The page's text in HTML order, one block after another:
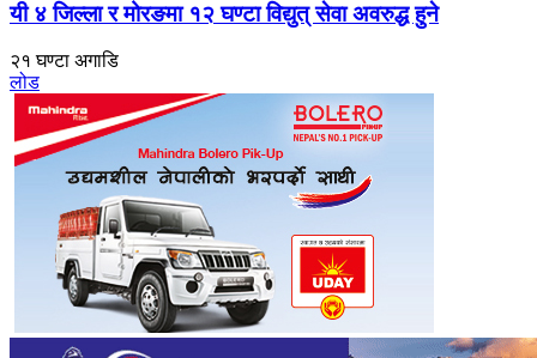
यी ४ जिल्ला र मोरङमा १२ घण्टा विद्युत् सेवा अवरुद्ध हुने
२१ घण्टा अगाडि
लोड